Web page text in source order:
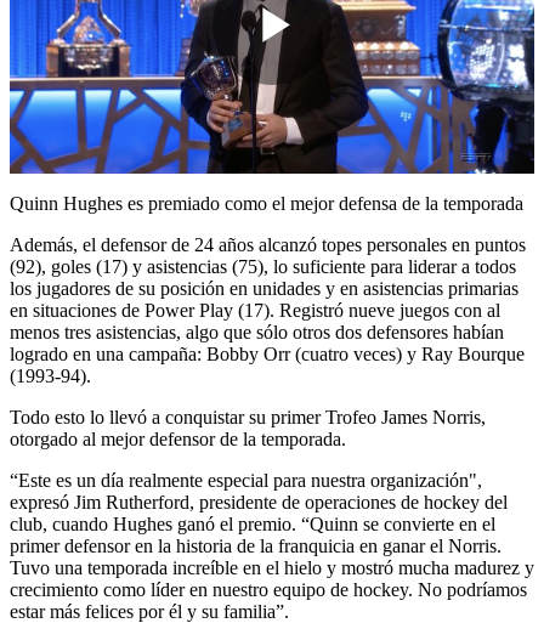
Play
Video
Quinn Hughes es premiado como el mejor defensa de la temporada
Además, el defensor de 24 años alcanzó topes personales en puntos
(92), goles (17) y asistencias (75), lo suficiente para liderar a todos
los jugadores de su posición en unidades y en asistencias primarias
en situaciones de Power Play (17). Registró nueve juegos con al
menos tres asistencias, algo que sólo otros dos defensores habían
logrado en una campaña: Bobby Orr (cuatro veces) y Ray Bourque
(1993-94).
Todo esto lo llevó a conquistar su primer Trofeo James Norris,
otorgado al mejor defensor de la temporada.
“Este es un día realmente especial para nuestra organización",
expresó Jim Rutherford, presidente de operaciones de hockey del
club, cuando Hughes ganó el premio. “Quinn se convierte en el
primer defensor en la historia de la franquicia en ganar el Norris.
Tuvo una temporada increíble en el hielo y mostró mucha madurez y
crecimiento como líder en nuestro equipo de hockey. No podríamos
estar más felices por él y su familia”.